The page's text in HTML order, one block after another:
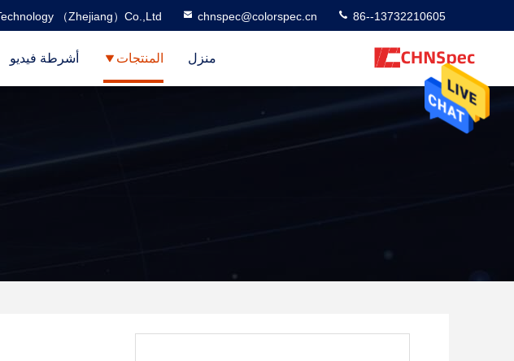
（Zhejiang）Co.,Ltd chnspec@colorspec.cn 86--13732210605
منزل المنتجات أشرطة فيديو